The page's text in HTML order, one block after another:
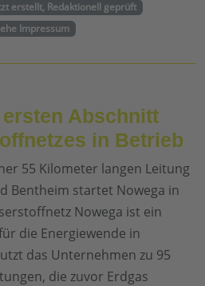
erstellt, Redaktionell geprüft
Impressum
Abschnitt
in Betrieb
55 Kilometer langen Leitung
Bentheim startet Nowega in
Nowega ist ein
die Energiewende in
das Unternehmen zu 95
die zuvor Erdgas